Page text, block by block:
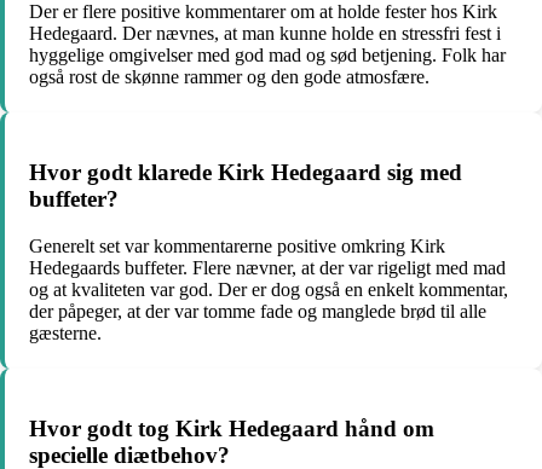
Der er flere positive kommentarer om at holde fester hos Kirk
Hedegaard. Der nævnes, at man kunne holde en stressfri fest i
hyggelige omgivelser med god mad og sød betjening. Folk har
også rost de skønne rammer og den gode atmosfære.
Hvor godt klarede Kirk Hedegaard sig med
buffeter?
Generelt set var kommentarerne positive omkring Kirk
Hedegaards buffeter. Flere nævner, at der var rigeligt med mad
og at kvaliteten var god. Der er dog også en enkelt kommentar,
der påpeger, at der var tomme fade og manglede brød til alle
gæsterne.
Hvor godt tog Kirk Hedegaard hånd om
specielle diætbehov?